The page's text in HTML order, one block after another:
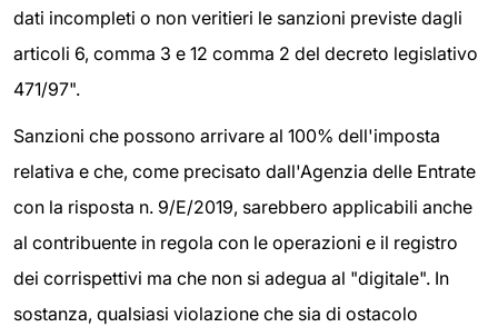
dati incompleti o non veritieri le sanzioni previste dagli
articoli 6, comma 3 e 12 comma 2 del decreto legislativo
471/97".
Sanzioni che possono arrivare al 100% dell'imposta
relativa e che, come precisato dall'Agenzia delle Entrate
con la risposta n. 9/E/2019, sarebbero applicabili anche
al contribuente in regola con le operazioni e il registro
dei corrispettivi ma che non si adegua al "digitale". In
sostanza, qualsiasi violazione che sia di ostacolo